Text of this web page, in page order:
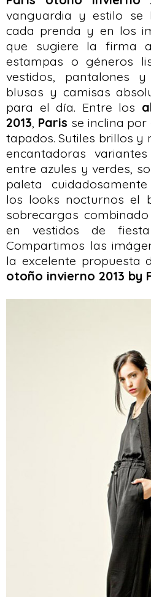
vanguardia y estilo se
cada prenda y en los
que sugiere la firma
estampas o géneros
vestidos, pantalones
blusas y camisas
para el día. Entre los
2013, Paris se inclina
tapados. Sutiles brillos y
encantadoras
entre azules y verdes,
paleta
los looks nocturnos el
sobrecargas
en vestidos de
Compartimos las
la excelente propuesta
otoño invierno 2013 by